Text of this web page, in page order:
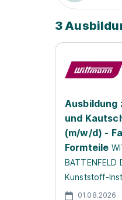
3
Ausbildung
und
(m/w/d) -
Formteile
Kunststoff-
01.08.2026